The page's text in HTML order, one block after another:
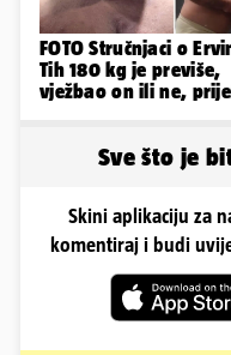
FOTO Stručnjaci o
Tih 180 kg je previše,
vježbao on ili ne,
Sve što je
Skini aplikaciju za
komentiraj i budi